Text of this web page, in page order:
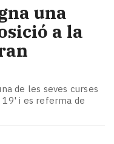
una
a la
de les seves curses
i es referma de